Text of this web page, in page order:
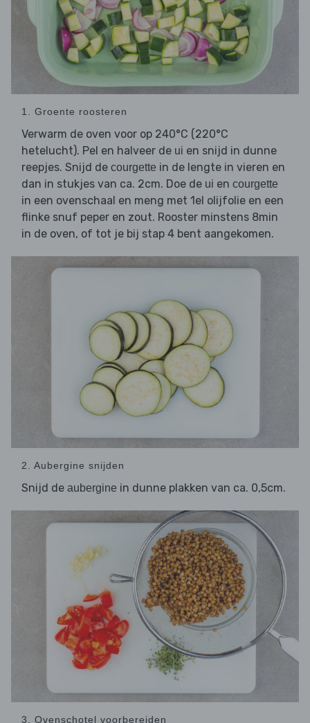
1. Groente roosteren
Verwarm de oven voor op 240°C (220°C
hetelucht). Pel en halveer de ui en snijd in dunne
reepjes. Snijd de courgette in de lengte in vieren en
dan in stukjes van ca. 2cm. Doe de ui en courgette
in een ovenschaal en meng met 1el olijfolie en een
flinke snuf peper en zout. Rooster minstens 8min
in de oven, of tot je bij stap 4 bent aangekomen.
2. Aubergine snijden
Snijd de aubergine in dunne plakken van ca. 0,5cm.
3. Ovenschotel voorbereiden